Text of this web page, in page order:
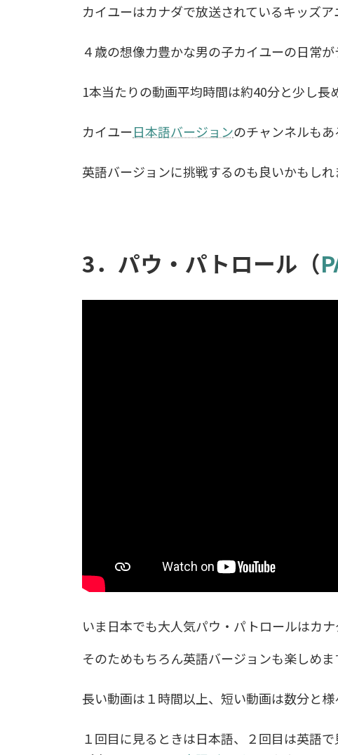
カイユーはカナダで放送されているキッズア
４歳の想像力豊かな男の子カイユーの日常
1本当たりの動画平均時間は約40分と少し長
カイユー日本語バージョンのチャンネルも
英語バージョンに挑戦するのも良いかもしれ
3．パウ・パトロール（
いま日本でも大人気パウ・パトロールはカ
そのためもちろん英語バージョンも楽しめま
長い動画は１時間以上、短い動画は数分と様
１回目に見るときは日本語、２回目は英語